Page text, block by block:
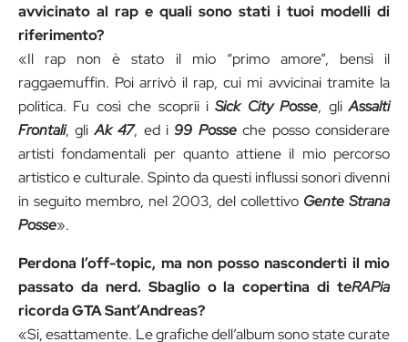
avvicinato al rap e quali sono stati i tuoi modelli di
riferimento?
«Il rap non è stato il mio “primo amore”, bensì il
raggaemuffin. Poi arrivò il rap, cui mi avvicinai tramite la
politica. Fu così che scoprii iSick City Posse, gliAssalti
Frontali, gliAk 47, ed i99 Posse che posso considerare
artisti fondamentali per quanto attiene il mio percorso
artistico e culturale. Spinto da questi influssi sonori divenni
in seguito membro, nel 2003, del collettivo Gente Strana
Posse».
Perdona l’off-topic, ma non posso nasconderti il mio
passato da nerd. Sbaglio o la copertina di teRAPia
ricorda GTA Sant’Andreas?
«Si, esattamente. Le grafiche dell’album sono state curate